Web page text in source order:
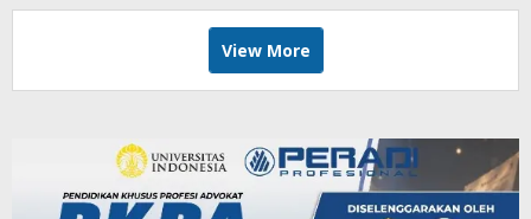
View More